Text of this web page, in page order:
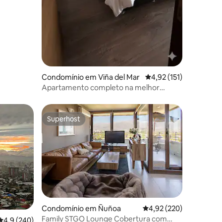
Condomínio em Viña del Mar Classificação média
4,92 (151)
Apartamento completo na melhor
Superhost
Superhost
Condomínio em Ñuñoa Classificação média
4,92 (220)
Family STGO Lounge Cobertura com